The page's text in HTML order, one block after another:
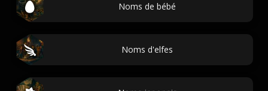
Noms de bébé
Noms d'elfes